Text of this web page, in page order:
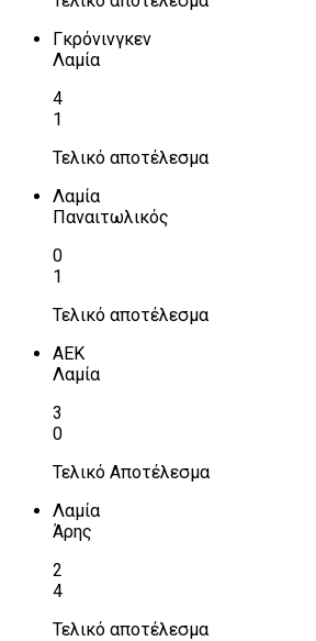
Γκρόνινγκεν
Λαμία
4
1
Τελικό αποτέλεσμα
Λαμία
Παναιτωλικός
0
1
Τελικό αποτέλεσμα
ΑΕΚ
Λαμία
3
0
Τελικό Αποτέλεσμα
Λαμία
Άρης
2
4
Τελικό αποτέλεσμα